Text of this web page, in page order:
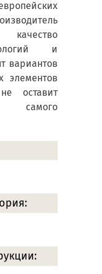
качество
и
вариантов
элементов
оставит
самого